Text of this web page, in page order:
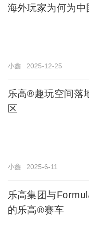
海外玩家为何为
小鑫 2025-12-25
乐高®趣玩空间落
区
小鑫 2025-6-11
乐高集团与
的乐高®赛车